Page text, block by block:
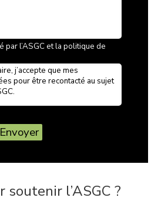
par l’ASGC et la politique de
j’accepte que mes
pour être recontacté au sujet
soutenir l’ASGC ?